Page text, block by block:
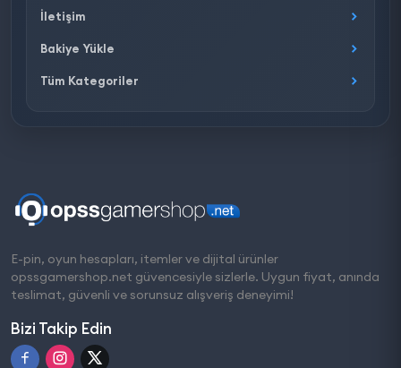
İletişim
Bakiye Yükle
Tüm Kategoriler
E-pin, oyun hesapları, itemler ve dijital ürünler
opssgamershop.net güvencesiyle sizlerle. Uygun fiyat, anında
teslimat, güvenli ve sorunsuz alışveriş deneyimi!
Bizi Takip Edin